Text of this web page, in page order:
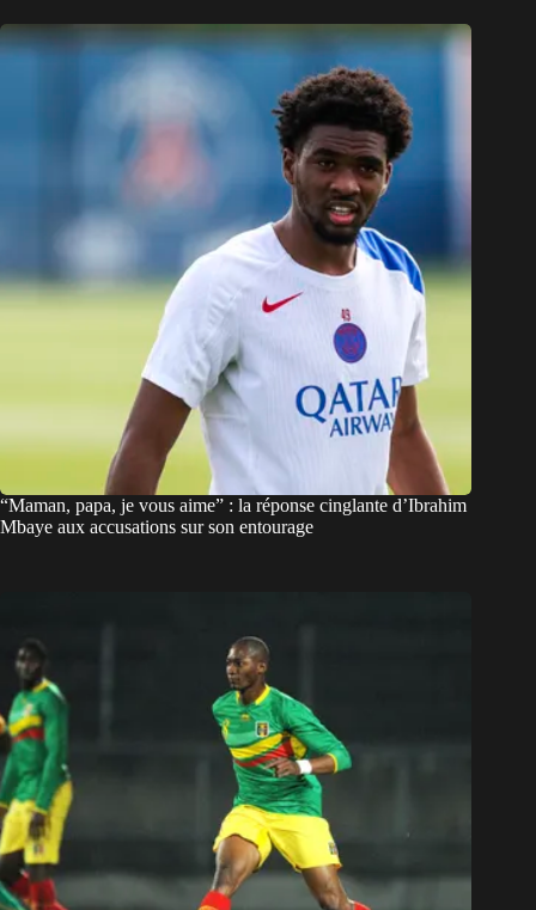
“Maman, papa, je vous aime” : la réponse cinglante d’Ibrahim
Mbaye aux accusations sur son entourage